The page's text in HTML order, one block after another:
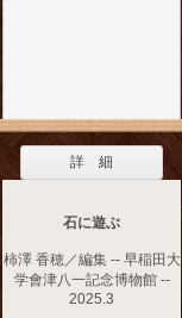
詳 細
石に遊ぶ
柿澤 香穂／編集 -- 早稲田大
学會津八一記念博物館 --
2025.3